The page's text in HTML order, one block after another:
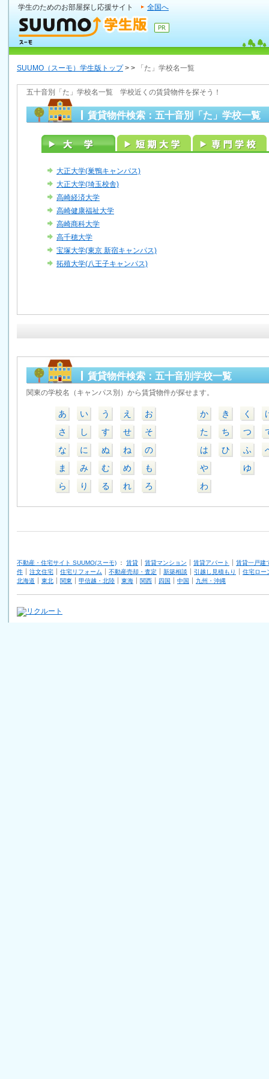
学生のためのお部屋探し応援サイト 全国へ
SUUMO（スーモ）学生版トップ> > 「た」学校名一覧
五十音別「た」学校名一覧 学校近くの賃貸物件を探そう！
賃貸物件検索：五十音別「た」学校一覧
大正大学(巣鴨キャンパス)
大正大学(埼玉校舎)
高崎経済大学
高崎健康福祉大学
高崎商科大学
高千穂大学
宝塚大学(東京 新宿キャンパス)
拓殖大学(八王子キャンパス)
賃貸物件検索：五十音別学校一覧
関東の学校名（キャンパス別）から賃貸物件が探せます。
あ い う え
お
さ
し す せ
そ
な
に ぬ ね
の
ま
み む め
も
ら
り る れ ろ
か き く
た
ち つ
は
ひ ふ
や
ゆ
わ
不動産・住宅サイト SUUMO(スーモ) ： 賃貸 賃貸マンション 賃貸アパート
賃貸一戸建
件
注文住宅 住宅リフォーム 不動産売却・査定 新築相談 引越し見積もり
住宅ロー
北海道
東北 関東 甲信越・北陸 東海 関西 四国 中国 九州・沖縄